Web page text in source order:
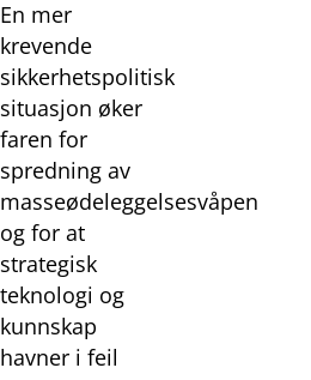
En mer
krevende
sikkerhetspolitisk
situasjon øker
faren for
spredning av
masseødeleggelsesvåpen
og for at
strategisk
teknologi og
kunnskap
havner i feil